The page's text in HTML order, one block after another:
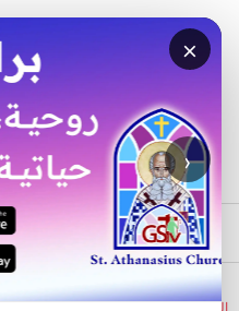
×
›
الرئيسية